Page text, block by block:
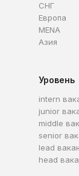
СНГ
Европа
MENA
Азия
Уровень
intern
junior
middle
senior
lead
head